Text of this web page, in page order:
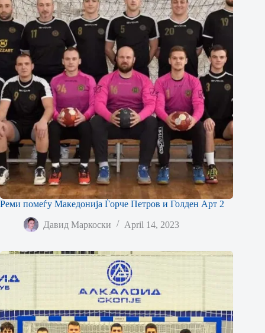
Реми помеѓу Македонија Ѓорче Петров и Голден Арт 2
Давид Маркоски April 14, 2023